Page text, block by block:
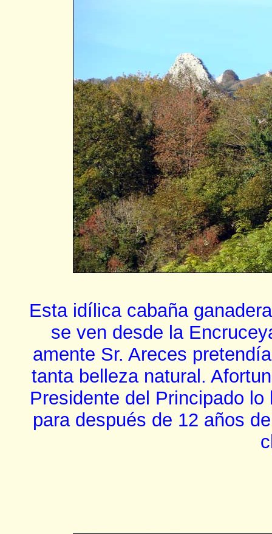
Esta idílica cabaña
se ven desde la
amente Sr. Areces
tanta belleza natural.
Presidente del Principado
para después de 12 años